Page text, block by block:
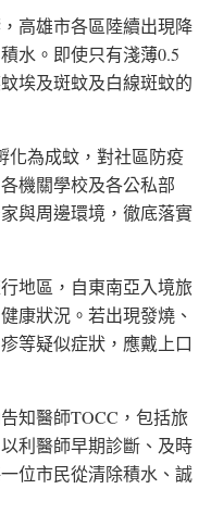
高雄市各區陸續出現降
水。即使只有淺薄0.5
埃及斑蚊及白線斑蚊的
化為成蚊，對社區防疫
機關學校及各公私部
與周邊環境，徹底落實
地區，自東南亞入境旅
康狀況。若出現發燒、
等疑似症狀，應戴上口
知醫師TOCC，包括旅
利醫師早期診斷、及時
位市民從清除積水、誠